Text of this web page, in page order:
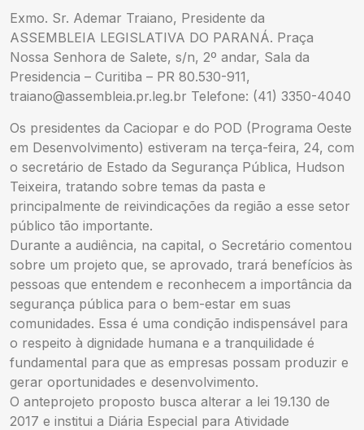
Exmo. Sr. Ademar Traiano, Presidente da
ASSEMBLEIA LEGISLATIVA DO PARANÁ. Praça
Nossa Senhora de Salete, s/n, 2º andar, Sala da
Presidencia – Curitiba – PR 80.530-911,
traiano@assembleia.pr.leg.br Telefone: (41) 3350-4040
Os presidentes da Caciopar e do POD (Programa Oeste
em Desenvolvimento) estiveram na terça-feira, 24, com
o secretário de Estado da Segurança Pública, Hudson
Teixeira, tratando sobre temas da pasta e
principalmente de reivindicações da região a esse setor
público tão importante.
Durante a audiência, na capital, o Secretário comentou
sobre um projeto que, se aprovado, trará benefícios às
pessoas que entendem e reconhecem a importância da
segurança pública para o bem-estar em suas
comunidades. Essa é uma condição indispensável para
o respeito à dignidade humana e a tranquilidade é
fundamental para que as empresas possam produzir e
gerar oportunidades e desenvolvimento.
O anteprojeto proposto busca alterar a lei 19.130 de
2017 e institui a Diária Especial para Atividade